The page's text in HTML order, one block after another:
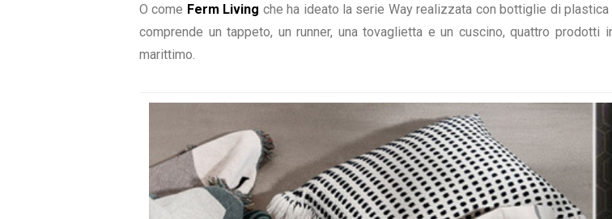
O come Ferm Living che ha ideato la serie Way realizzata con bottiglie di
comprende un tappeto, un runner, una tovaglietta e un cuscino, quattro
marittimo.